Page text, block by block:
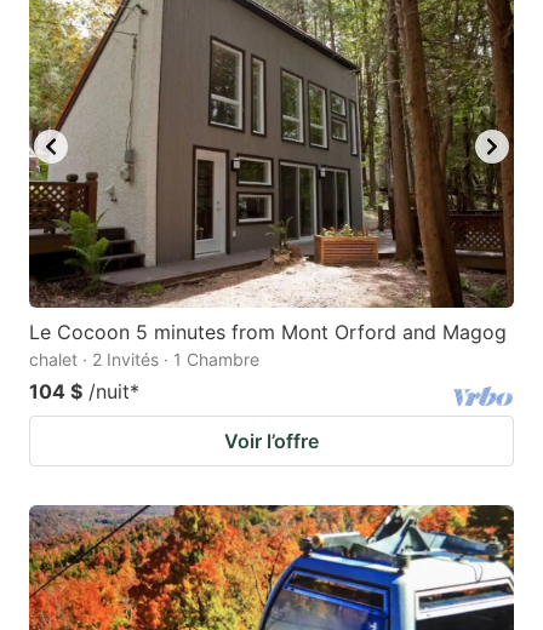
Le Cocoon 5 minutes from Mont Orford and Magog
chalet · 2 Invités · 1 Chambre
104 $ /nuit*
Voir l’offre